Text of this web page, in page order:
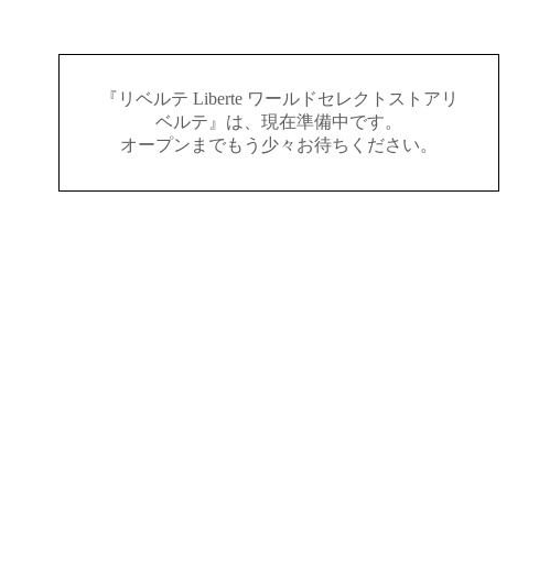
『リベルテ Liberte ワールドセレクトストアリ
ベルテ』は、現在準備中です。
オープンまでもう少々お待ちください。